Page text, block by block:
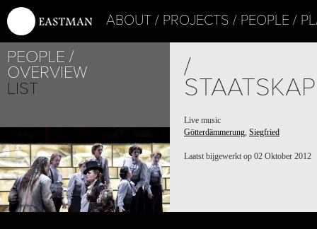
ABOUT PROJECTS PEOPLE
PEOPLE
OVERVIEW
LIST
/
Live music
Götterdämmerung, Siegfried
Laatst bijgewerkt op 02 Oktober 2012
PROJECT /